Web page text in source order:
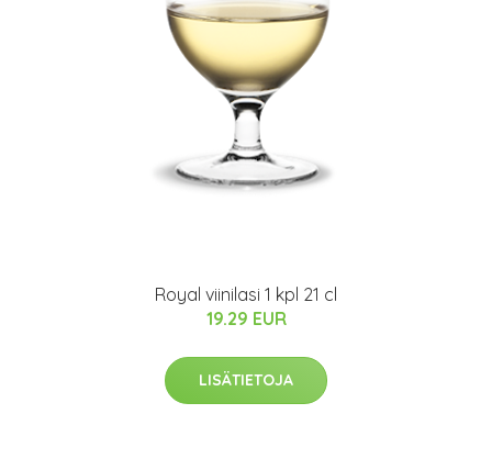
Royal viinilasi 1 kpl 21 cl
19.29 EUR
LISÄTIETOJA